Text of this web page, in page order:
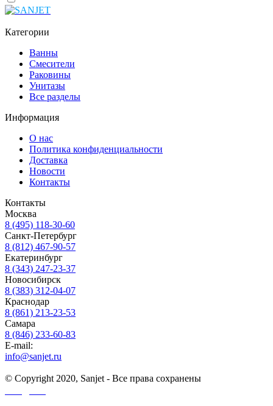
Категории
Ванны
Смесители
Раковины
Унитазы
Все разделы
Информация
О нас
Политика конфиденциальности
Доставка
Новости
Контакты
Контакты
Москва
8 (495) 118-30-60
Санкт-Петербург
8 (812) 467-90-57
Екатеринбург
8 (343) 247-23-37
Новосибирск
8 (383) 312-04-07
Краснодар
8 (861) 213-23-53
Самара
8 (846) 233-60-83
E-mail:
info@sanjet.ru
© Copyright 2020, Sanjet - Все права сохранены